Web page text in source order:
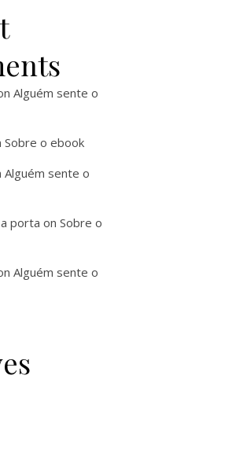
Alguém sente o
Sobre o ebook
Alguém sente o
porta on Sobre o
Alguém sente o